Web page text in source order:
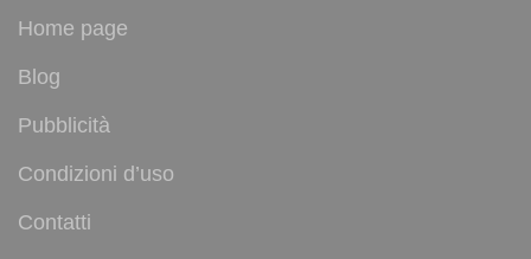
Home page
Blog
Pubblicità
Condizioni d’uso
Contatti